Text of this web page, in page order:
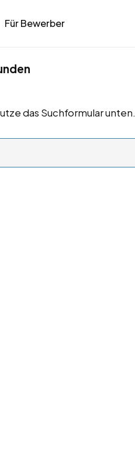
Für Bewerber
das Suchformular unten.